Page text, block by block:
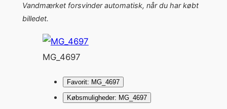
Vandmærket forsvinder automatisk, når du har købt
billedet.
MG_4697
Favorit: MG_4697
Købsmuligheder: MG_4697